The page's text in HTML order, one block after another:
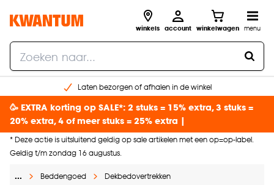
winkels account winkelwagen menu
Laten bezorgen of afhalen in de winkel
Gratis raam advies en inmeten aan huis
€ 5,- korting op je volgende bestelling
🥳 EXTRA korting op SALE*: 2 stuks = 15% extra, 3 stuks =
20% extra, 4 of meer stuks = 25% extra |
* Deze actie is uitsluitend geldig op sale artikelen met een op=op-label.
Geldig t/m zondag 16 augustus.
… Beddengoed Dekbedovertrekken